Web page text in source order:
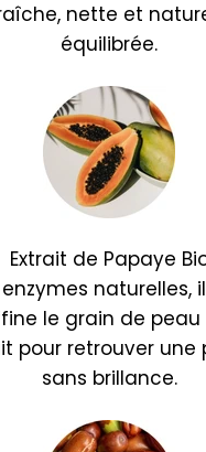
nette et
équilibrée.
Extrait de Papaye
naturelles,
le grain de
pour retrouver une
sans brillance.